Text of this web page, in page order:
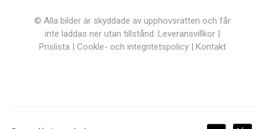
© Alla bilder är skyddade av upphovsrätten och får
inte laddas ner utan tillstånd. Leveransvillkor |
Prislista | Cookle- och integritetspolicy | Kontakt